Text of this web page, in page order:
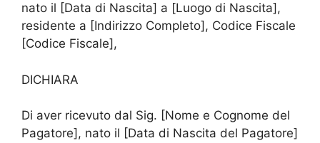
nato il [Data di Nascita] a [Luogo di Nascita],
residente a [Indirizzo Completo], Codice Fiscale
[Codice Fiscale],
DICHIARA
Di aver ricevuto dal Sig. [Nome e Cognome del
Pagatore], nato il [Data di Nascita del Pagatore]